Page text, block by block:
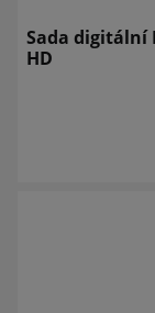
Sada digitální
HD